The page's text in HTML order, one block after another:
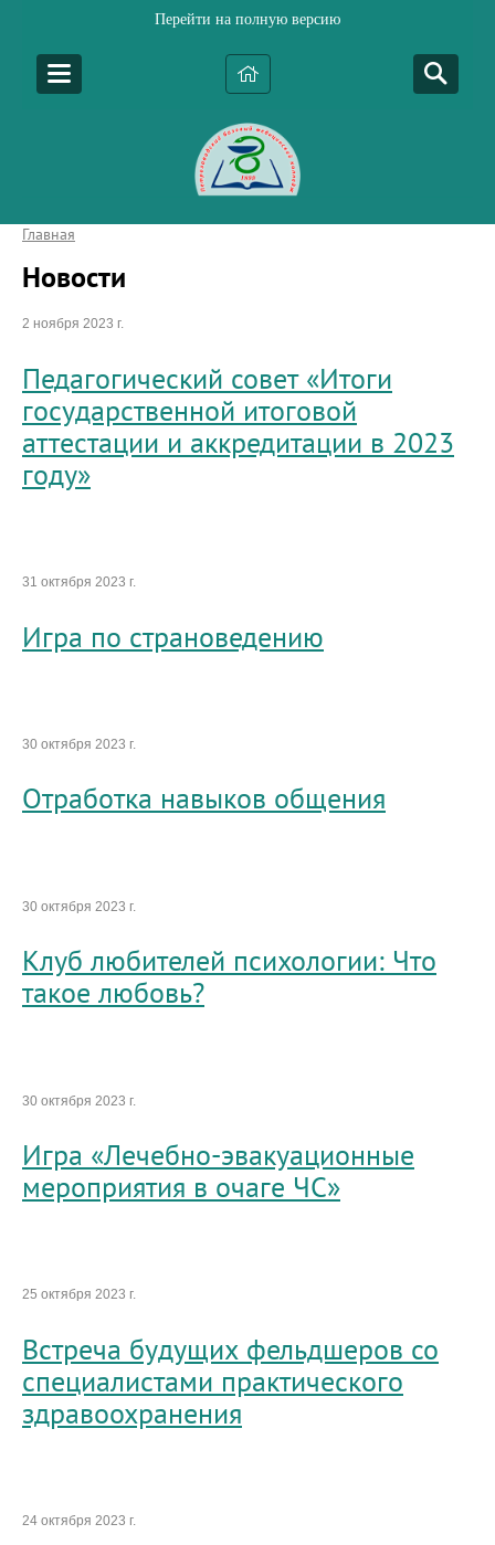
Перейти на полную версию
Главная
Новости
2 ноября 2023 г.
Педагогический совет «Итоги
государственной итоговой
аттестации и аккредитации в 2023
году»
31 октября 2023 г.
Игра по страноведению
30 октября 2023 г.
Отработка навыков общения
30 октября 2023 г.
Клуб любителей психологии: Что
такое любовь?
30 октября 2023 г.
Игра «Лечебно-эвакуационные
мероприятия в очаге ЧС»
25 октября 2023 г.
Встреча будущих фельдшеров со
специалистами практического
здравоохранения
24 октября 2023 г.